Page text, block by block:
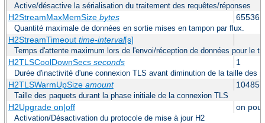
Active/désactive la sérialisation du traitement des requêtes/réponses
H2StreamMaxMemSize bytes 65536
Quantité maximale de données en sortie mises en tampon par flux.
H2StreamTimeout time-interval[s]
Temps d'attente maximum lors de l'envoi/réception de données pour le
H2TLSCoolDownSecs seconds 1
Durée d'inactivité d'une connexion TLS avant diminution de la taille des
H2TLSWarmUpSize amount
Taille des paquets durant la phase initiale de la connexion TLS
H2Upgrade on|off on
Activation/Désactivation du protocole de mise à jour H2